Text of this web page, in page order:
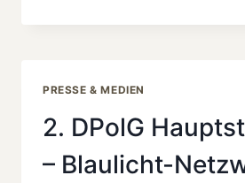
WAFFENGESETZ
PRESSE & MEDIEN
2. DPolG
– Blaulicht-